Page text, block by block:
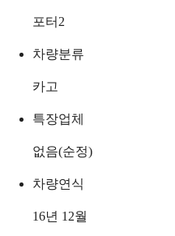
포터2
차량분류
카고
특장업체
없음(순정)
차량연식
16년 12월